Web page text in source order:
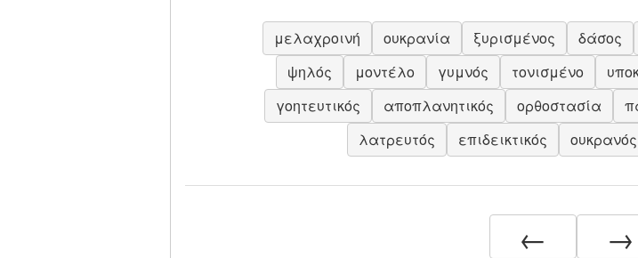
μελαχροινή ουκρανία ξυρισμένος δάσος
ψηλός
μοντέλο γυμνός τονισμένο
γοητευτικός
αποπλανητικός ορθοστασία
λατρευτός
επιδεικτικός ουκρανός
← →